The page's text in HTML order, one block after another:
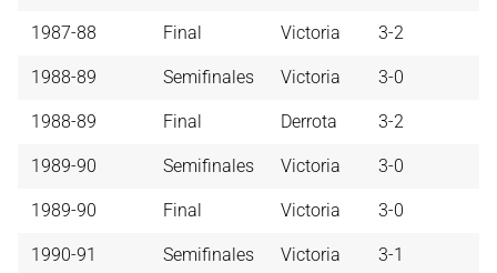
1987-88 Final Victoria 3-2
1988-89 Semifinales Victoria 3-0
1988-89 Final Derrota 3-2
1989-90 Semifinales Victoria 3-0
1989-90 Final Victoria 3-0
1990-91 Semifinales Victoria 3-1